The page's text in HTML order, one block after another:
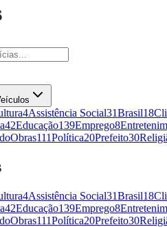
4Assistência Social31Brasil18
42Educação139Emprego8
Obras111Política20Prefeito30
4Assistência Social31Brasil18
42Educação139Emprego8
Obras111Política20Prefeito30